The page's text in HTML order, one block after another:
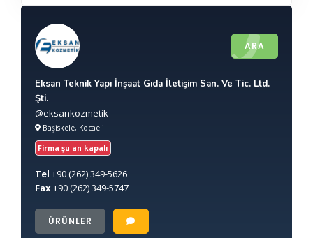
ARA
Eksan Teknik Yapı İnşaat Gıda İletişim San. Ve Tic. Ltd.
Şti.
@eksankozmetik
Başiskele, Kocaeli
Firma şu an kapalı
Tel +90(262) 349-5626
Fax+90(262) 349-5747
ÜRÜNLER